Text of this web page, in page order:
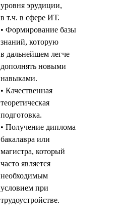
уровня эрудиции,
в т.ч. в сфере ИТ.
• Формирование базы
знаний, которую
в дальнейшем легче
дополнять новыми
навыками.
• Качественная
теоретическая
подготовка.
• Получение диплома
бакалавра или
магистра, который
часто является
необходимым
условием при
трудоустройстве.